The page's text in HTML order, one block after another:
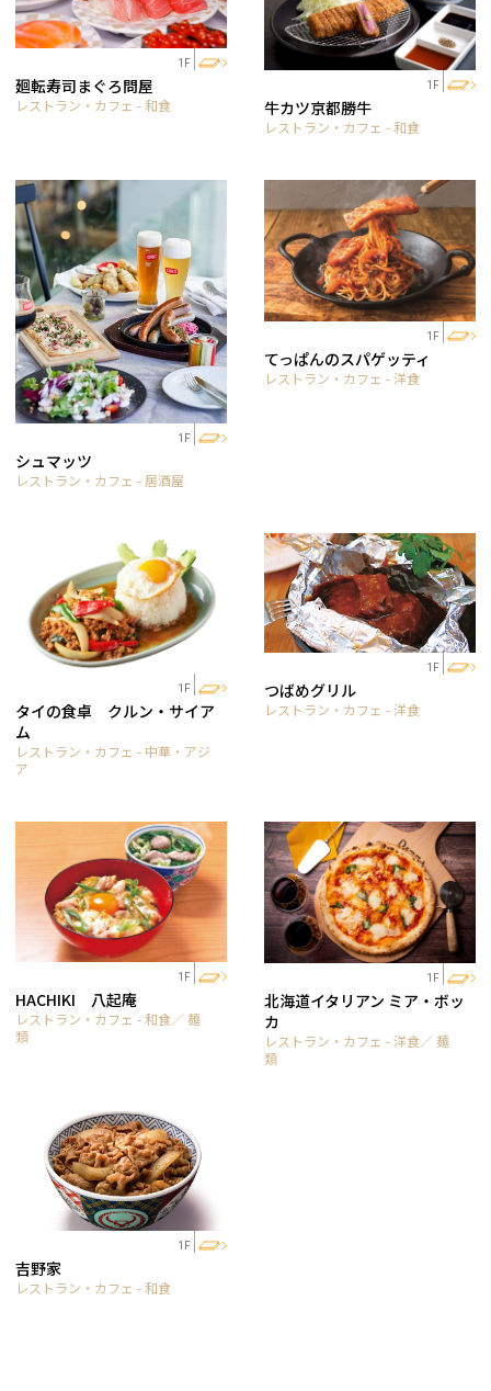
1F
廻転寿司まぐろ問屋
レストラン・カフェ - 和食
1F
牛カツ京都勝牛
レストラン・カフェ - 和食
1F
シュマッツ
レストラン・カフェ - 居酒屋
1F
てっぱんのスパゲッティ
レストラン・カフェ - 洋食
1F
タイの食卓 クルン・サイア
ム
レストラン・カフェ - 中華・アジ
ア
1F
つばめグリル
レストラン・カフェ - 洋食
1F
HACHIKI 八起庵
レストラン・カフェ - 和食／ 麺
類
1F
北海道イタリアン ミア・ボッ
カ
レストラン・カフェ - 洋食／ 麺
類
1F
吉野家
レストラン・カフェ - 和食